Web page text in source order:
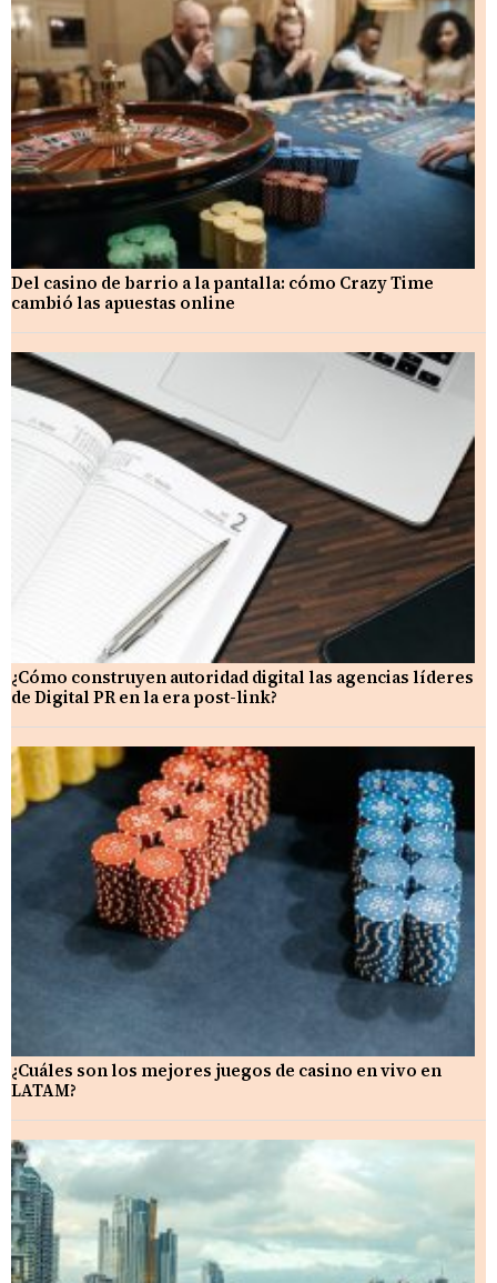
Del casino de barrio a la pantalla: cómo Crazy Time
cambió las apuestas online
¿Cómo construyen autoridad digital las agencias líderes
de Digital PR en la era post-link?
¿Cuáles son los mejores juegos de casino en vivo en
LATAM?